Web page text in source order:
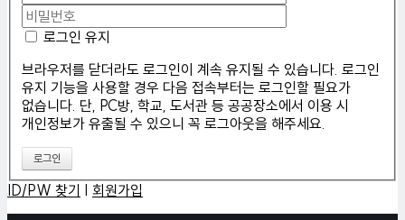
로그인 유지
브라우저를 닫더라도 로그인이 계속 유지될 수 있습니다. 로그인
유지 기능을 사용할 경우 다음 접속부터는 로그인할 필요가
없습니다. 단, PC방, 학교, 도서관 등 공공장소에서 이용 시
개인정보가 유출될 수 있으니 꼭 로그아웃을 해주세요.
ID/PW 찾기 회원가입